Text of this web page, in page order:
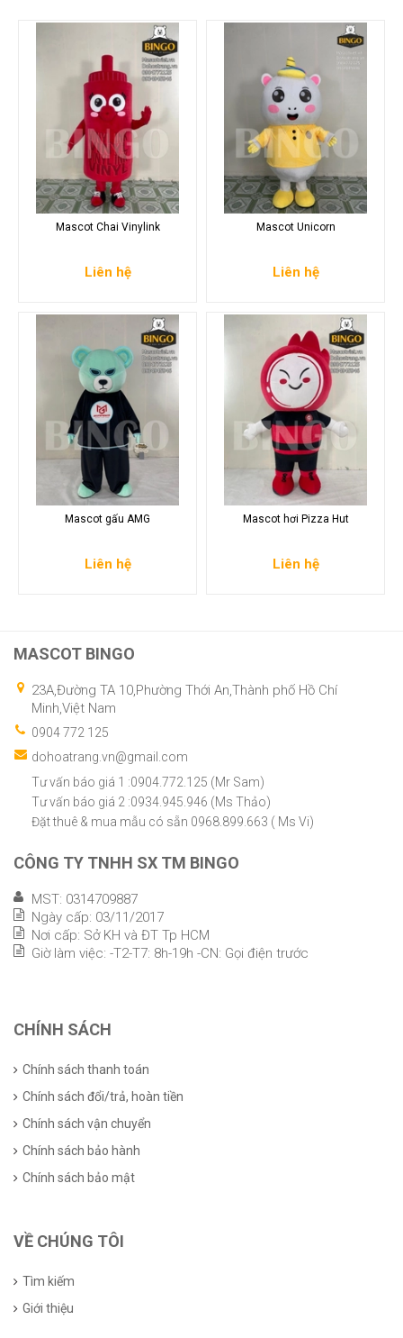
Mascot Chai Vinylink
Liên hệ
Mascot Unicorn
Liên hệ
Mascot gấu AMG
Liên hệ
Mascot hơi Pizza Hut
Liên hệ
MASCOT BINGO
23A,Đường TA 10,Phường Thới An,Thành phố Hồ Chí
Minh,Việt Nam
0904 772 125
dohoatrang.vn@gmail.com
Tư vấn báo giá 1 :0904.772.125 (Mr Sam)
Tư vấn báo giá 2 :0934.945.946 (Ms Thảo)
Đặt thuê & mua mẫu có sẵn 0968.899.663 ( Ms Vi)
CÔNG TY TNHH SX TM BINGO
MST: 0314709887
Ngày cấp: 03/11/2017
Nơi cấp: Sở KH và ĐT Tp HCM
Giờ làm việc: -T2-T7: 8h-19h -CN: Gọi điện trước
CHÍNH SÁCH
Chính sách thanh toán
Chính sách đổi/trả, hoàn tiền
Chính sách vận chuyển
Chính sách bảo hành
Chính sách bảo mật
VỀ CHÚNG TÔI
Tìm kiếm
Giới thiệu